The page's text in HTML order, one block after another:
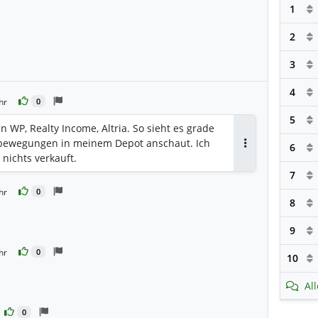
0
WP, Realty Income, Altria. So sieht es grade
in meinem Depot anschaut. Ich
verkauft.
0
0
0
1
2
3
4
5
6
7
8
9
10